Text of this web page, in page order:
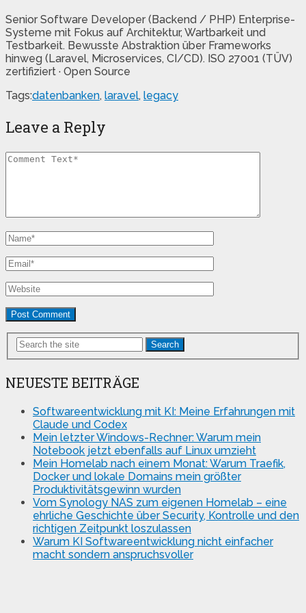
Senior Software Developer (Backend / PHP) Enterprise-
Systeme mit Fokus auf Architektur, Wartbarkeit und
Testbarkeit. Bewusste Abstraktion über Frameworks
hinweg (Laravel, Microservices, CI/CD). ISO 27001 (TÜV)
zertifiziert · Open Source
Tags:datenbanken, laravel, legacy
Leave a Reply
Search
NEUESTE BEITRÄGE
Softwareentwicklung mit KI: Meine Erfahrungen mit
Claude und Codex
Mein letzter Windows-Rechner: Warum mein
Notebook jetzt ebenfalls auf Linux umzieht
Mein Homelab nach einem Monat: Warum Traefik,
Docker und lokale Domains mein größter
Produktivitätsgewinn wurden
Vom Synology NAS zum eigenen Homelab – eine
ehrliche Geschichte über Security, Kontrolle und den
richtigen Zeitpunkt loszulassen
Warum KI Softwareentwicklung nicht einfacher
macht sondern anspruchsvoller